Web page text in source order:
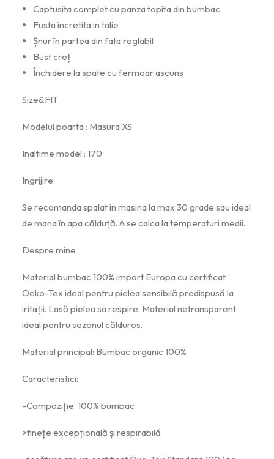
Captusita complet cu panza topita din bumbac
Fusta incretita in talie
Șnur în partea din fata reglabil
Bust creț
Închidere la spate cu fermoar ascuns
Size&FIT
Modelul poarta : Masura XS
Inaltime model : 170
Ingrijire:
Se recomanda spalat in masina la max 30 grade sau ideal
de mana în apa călduță. A se calca la temperaturi medii.
Despre mine
Material bumbac 100% import Europa cu certificat
Oeko-Tex ideal pentru pielea sensibilă predispusă la
iritații. Lasă pielea sa respire. Material netransparent
ideal pentru sezonul călduros.
Material principal: Bumbac organic 100%
Caracteristici:
-Compoziție: 100% bumbac
>finețe excepțională și respirabilă